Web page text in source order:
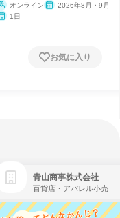
オンライン
2026年8月・9月
1日
お気に入り
青山商事株式会社
百貨店・アパレル小売